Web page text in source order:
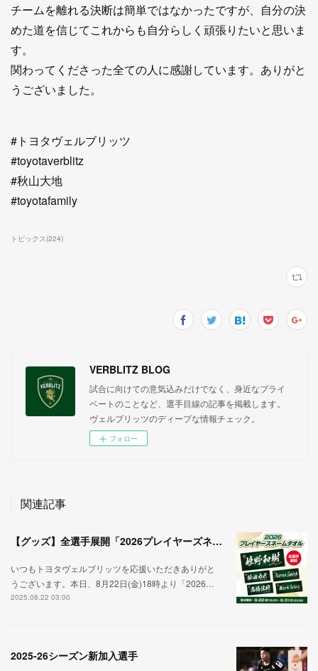
チームを離れる決断は簡単ではなかったですが、自分の決
めた道を信じてこれからも自分らしく頑張りたいと思いま
す。
関わってくださった全ての人に感謝しています。ありがと
うございました。
#トヨタヴェルブリッツ
#toyotaverblitz
#秋山大地
#toyotafamily
トピックス(224)
VERBLITZ BLOG
試合に向けての意気込みだけでなく、身近なプライ
ベートのことなど、選手目線の記事を掲載します。
ヴェルブリッツのディープな情報チェック。
フォロー
関連記事
【グッズ】全選手展開「2026プレイヤーズネームタオル」受注販売開始のお知らせ
いつもトヨタヴェルブリッツを応援いただきありがと
うございます。本日、8月22日(金)18時より「2026…
2025.08.22 03:00
2025-26シーズン新加入選手